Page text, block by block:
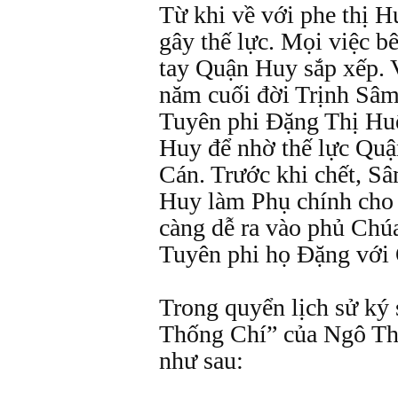
Từ khi về với phe thị
gây thế lực. Mọi việc
tay Quận Huy sắp xếp.
năm cuối đời Trịnh
Tuyên phi Đặng Thị
Huy để nhờ thế lực
Cán. Trước khi chết,
Huy làm Phụ chính
càng dễ ra vào phủ
Tuyên phi họ Đặng với
Trong quyển lịch sử ký
Thống Chí” của Ngô
như sau: